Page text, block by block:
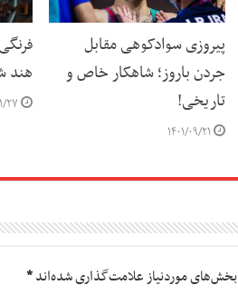
پیروزی سوادکوهی مقابل
جردن باروز؛ شاهکار خاص و
تاریخی!
۱۴۰۱/۰۹/۲۱
هند
بخش‌های موردنیاز علامت‌گذاری شده‌اند*